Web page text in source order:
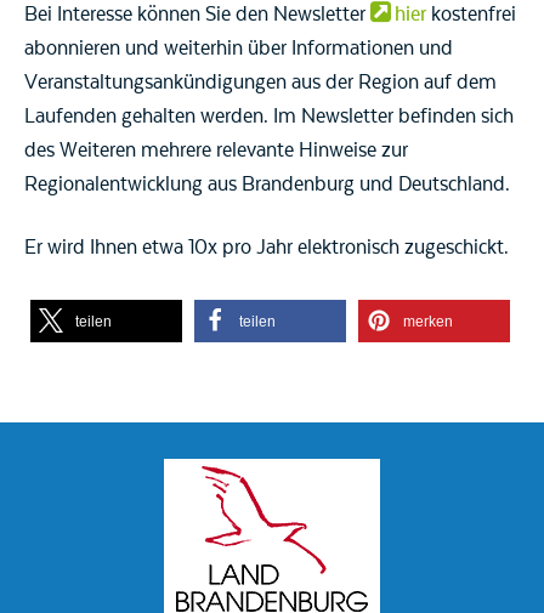
Bei Interesse können Sie den Newsletter hierkostenfrei
abonnieren und weiterhin über Informationen und
Veranstaltungsankündigungen aus der Region auf dem
Laufenden gehalten werden. Im Newsletter befinden sich
des Weiteren mehrere relevante Hinweise zur
Regionalentwicklung aus Brandenburg und Deutschland.
Er wird Ihnen etwa 10x pro Jahr elektronisch zugeschickt.
teilen teilen merken